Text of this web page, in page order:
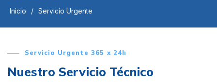
Inicio Servicio Urgente
Servicio Urgente 365 x 24h
Nuestro Servicio Técnico